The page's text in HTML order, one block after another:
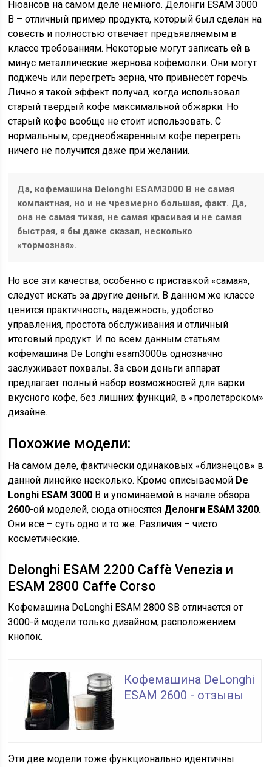
Нюансов на самом деле немного. Делонги ESAM 3000
B – отличный пример продукта, который был сделан на
совесть и полностью отвечает предъявляемым в
классе требованиям. Некоторые могут записать ей в
минус металлические жернова кофемолки. Они могут
поджечь или перегреть зерна, что привнесёт горечь.
Лично я такой эффект получал, когда использовал
старый твердый кофе максимальной обжарки. Но
старый кофе вообще не стоит использовать. С
нормальным, среднеобжаренным кофе перегреть
ничего не получится даже при желании.
Да, кофемашина Delonghi ESAM3000 B не самая
компактная, но и не чрезмерно большая, факт. Да,
она не самая тихая, не самая красивая и не самая
быстрая, я бы даже сказал, несколько
«тормозная».
Но все эти качества, особенно с приставкой «самая»,
следует искать за другие деньги. В данном же классе
ценится практичность, надежность, удобство
управления, простота обслуживания и отличный
итоговый продукт. И по всем данным статьям
кофемашина De Longhi esam3000в однозначно
заслуживает похвалы. За свои деньги аппарат
предлагает полный набор возможностей для варки
вкусного кофе, без лишних функций, в «пролетарском»
дизайне.
Похожие модели:
На самом деле, фактически одинаковых «близнецов» в
данной линейке несколько. Кроме описываемой De
Longhi ESAM 3000 B и упоминаемой в начале обзора
2600-ой моделей, сюда относятся Делонги ESAM 3200.
Они все – суть одно и то же. Различия – чисто
косметические.
Delonghi ESAM 2200 Caffè Venezia и
ESAM 2800 Caffe Corso
Кофемашина DeLonghi ESAM 2800 SB отличается от
3000-й модели только дизайном, расположением
кнопок.
Кофемашина DeLonghi
ESAM 2600 - отзывы
Эти две модели тоже функционально идентичны